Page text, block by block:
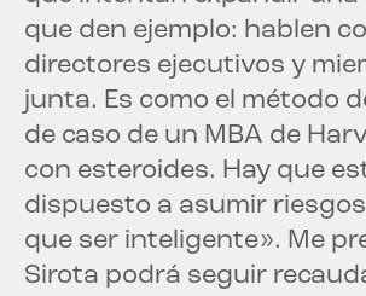
que den ejemplo: hablen
directores ejecutivos y
junta. Es como el método
de caso de un MBA de
con esteroides. Hay que
dispuesto a asumir
que ser inteligente». Me
Sirota podrá seguir